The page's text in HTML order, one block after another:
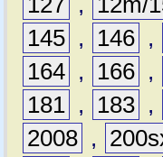
145 , 146 ,
164 , 166 ,
181 , 183 ,
2008 ,